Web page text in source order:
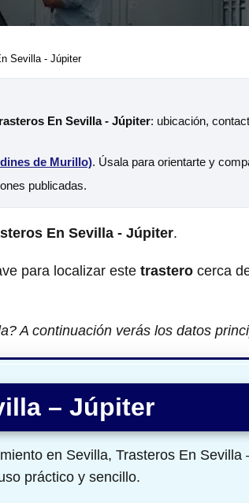
Sevilla - Júpiter
En Sevilla - Júpiter: ubicación,
de Murillo). Úsala para orientarte y
publicadas.
En Sevilla - Júpiter.
para localizar este trastero cerca
A continuación verás los datos
– Júpiter
en Sevilla, Trasteros En
práctico y sencillo.